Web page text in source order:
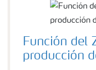
Función del
producción